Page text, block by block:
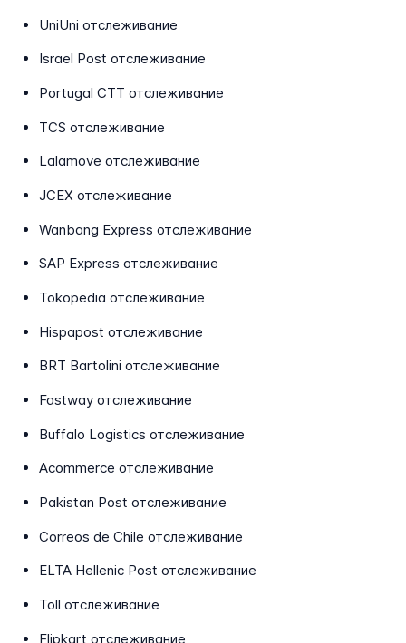
UniUni отслеживание
Israel Post отслеживание
Portugal CTT отслеживание
TCS отслеживание
Lalamove отслеживание
JCEX отслеживание
Wanbang Express отслеживание
SAP Express отслеживание
Tokopedia отслеживание
Hispapost отслеживание
BRT Bartolini отслеживание
Fastway отслеживание
Buffalo Logistics отслеживание
Acommerce отслеживание
Pakistan Post отслеживание
Correos de Chile отслеживание
ELTA Hellenic Post отслеживание
Toll отслеживание
Flipkart отслеживание